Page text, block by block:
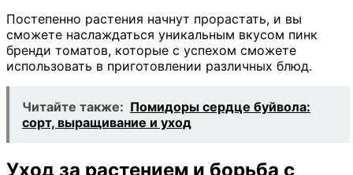
Постепенно растения начнут прорастать, и вы
сможете наслаждаться уникальным вкусом пинк
бренди томатов, которые с успехом сможете
использовать в приготовлении различных блюд.
Читайте также: Помидоры сердце буйвола:
сорт, выращивание и уход
Уход за растением и борьба с